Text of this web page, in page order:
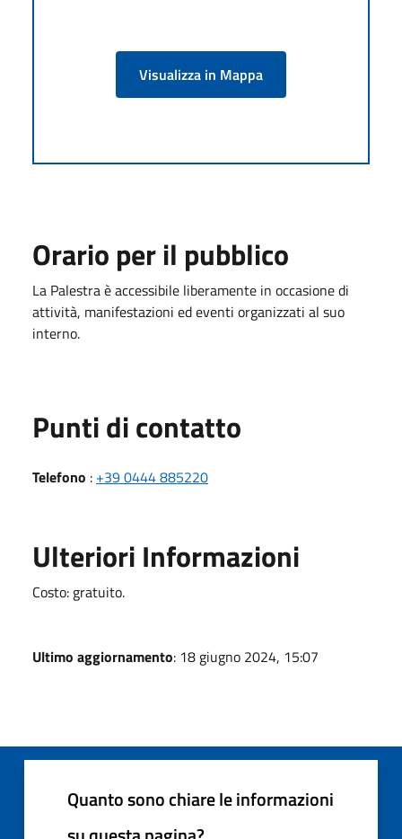
Visualizza in Mappa
Orario per il pubblico
La Palestra è accessibile liberamente in occasione di
attività, manifestazioni ed eventi organizzati al suo
interno.
Punti di contatto
Telefono : +39 0444 885220
Ulteriori Informazioni
Costo: gratuito.
Ultimo aggiornamento: 18 giugno 2024, 15:07
Quanto sono chiare le informazioni